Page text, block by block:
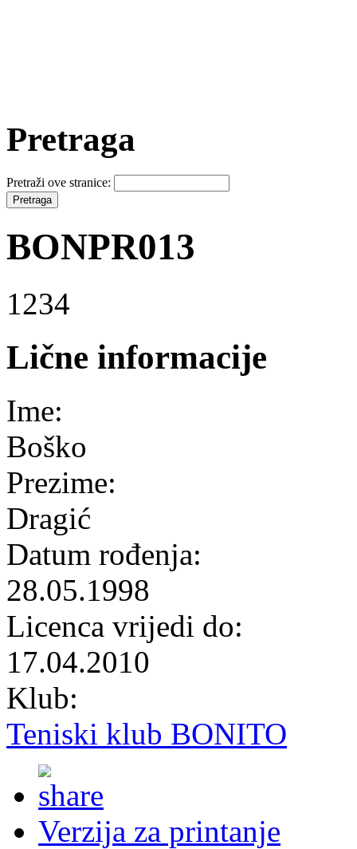
Pretraga
Pretraži ove stranice:
BONPR013
1234
Lične informacije
Ime:
Boško
Prezime:
Dragić
Datum rođenja:
28.05.1998
Licenca vrijedi do:
17.04.2010
Klub:
Teniski klub BONITO
Verzija za printanje